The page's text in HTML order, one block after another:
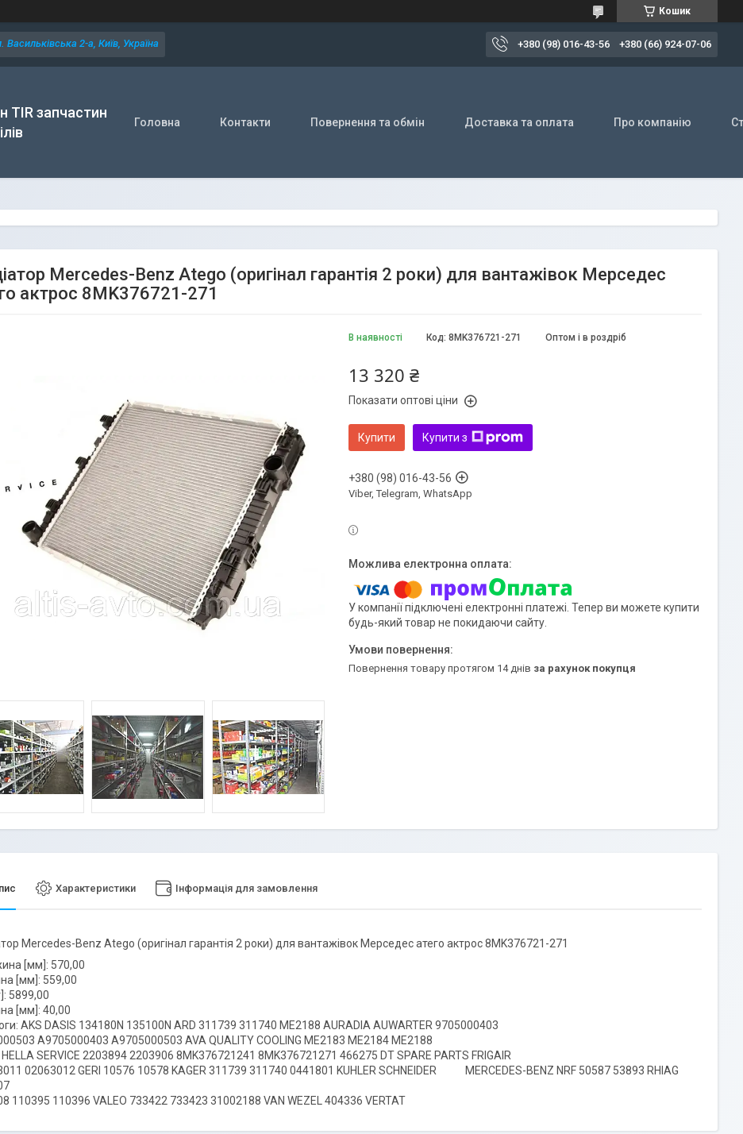
Кошик
2-а, Київ, Україна +380 (98) 016-43-56 +380 (66) 924-07-06
TIR запчастин
Головна Контакти Повернення та обмін Доставка та оплата Про компанію
Mercedes-Benz Atego (оригінал гарантія 2 роки) для вантажівок Мерседес
актрос 8MK376721-271
В наявності Оптом і в роздріб
Код: 8MK376721-271
13 320 ₴
Показати оптові ціни
Купити Купити з
+380 (98) 016-43-56
Viber, Telegram, WhatsApp
У компанії підключені електронні платежі. Тепер ви можете купити
будь-який товар не покидаючи сайту.
повернення товару протягом 14 днів за рахунок покупця
Характеристики Інформація для замовлення
Mercedes-Benz Atego (оригінал гарантія 2 роки) для вантажівок Мерседес атего актрос 8MK376721-271
[мм]: 570,00
[мм]: 559,00
5899,00
[мм]: 40,00
AKS DASIS 134180N 135100N ARD 311739 311740 ME2188 AURADIA AUWARTER 9705000403
A9705000403 A9705000503 AVA QUALITY COOLING ME2183 ME2184 ME2188
HELLA SERVICE 2203894 2203906 8MK376721241 8MK376721271 466275 DT SPARE PARTS FRIGAIR
02063012 GERI 10576 10578 KAGER 311739 311740 0441801 KUHLER SCHNEIDER MERCEDES-BENZ NRF 50587 53893 RHIAG
110395 110396 VALEO 733422 733423 31002188 VAN WEZEL 404336 VERTAT